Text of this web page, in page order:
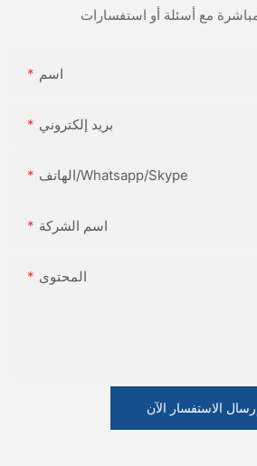
اسم
بريد إلكتروني
الهاتف/Whatsapp/Skype
اسم الشركة
المحتوى
الاستفسار الآن